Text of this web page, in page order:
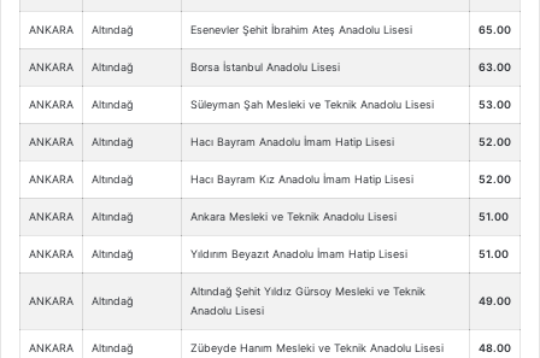
ANKARA Altındağ Esenevler Şehit İbrahim Ateş Anadolu Lisesi 65.00
ANKARA Altındağ Borsa İstanbul Anadolu Lisesi 63.00
ANKARA Altındağ Süleyman Şah Mesleki ve Teknik Anadolu Lisesi 53.00
ANKARA Altındağ Hacı Bayram Anadolu İmam Hatip Lisesi 52.00
ANKARA Altındağ Hacı Bayram Kız Anadolu İmam Hatip Lisesi 52.00
ANKARA Altındağ Ankara Mesleki ve Teknik Anadolu Lisesi 51.00
ANKARA Altındağ Yıldırım Beyazıt Anadolu İmam Hatip Lisesi 51.00
ANKARA Altındağ
Altındağ Şehit Yıldız Gürsoy Mesleki ve Teknik
Anadolu Lisesi
49.00
ANKARA Altındağ Zübeyde Hanım Mesleki ve Teknik Anadolu Lisesi 48.00